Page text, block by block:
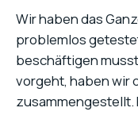
Wir haben das
problemlos
beschäftigen
vorgeht, haben wir
zusammengestellt.